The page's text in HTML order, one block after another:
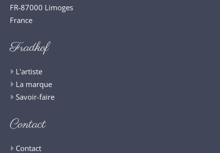
FR-87000 Limoges
France
Fradkof
L'artiste
La marque
Savoir-faire
Contact
Contact